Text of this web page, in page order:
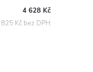
4 628 Kč
Kč bez DPH